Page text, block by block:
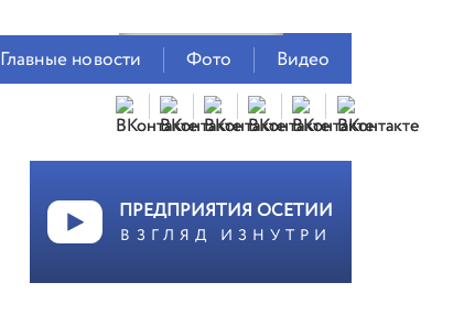
Главные новости Фото Видео
ПРЕДПРИЯТИЯ ОСЕТИИ
ВЗГЛЯД ИЗНУТРИ